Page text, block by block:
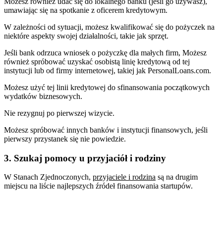
umawiając się na spotkanie z oficerem kredytowym.
W zależności od sytuacji, możesz kwalifikować się do pożyczek na
niektóre aspekty swojej działalności, takie jak sprzęt.
Jeśli bank odrzuca wniosek o pożyczkę dla małych firm, Możesz
również spróbować uzyskać osobistą linię kredytową od tej
instytucji lub od firmy internetowej, takiej jak PersonalLoans.com.
Możesz użyć tej linii kredytowej do sfinansowania początkowych
wydatków biznesowych.
Nie rezygnuj po pierwszej wizycie.
Możesz spróbować innych banków i instytucji finansowych, jeśli
pierwszy przystanek się nie powiedzie.
3. Szukaj pomocy u przyjaciół i rodziny
W Stanach Zjednoczonych, przyjaciele i rodzina są na drugim
miejscu na liście najlepszych źródeł finansowania startupów.